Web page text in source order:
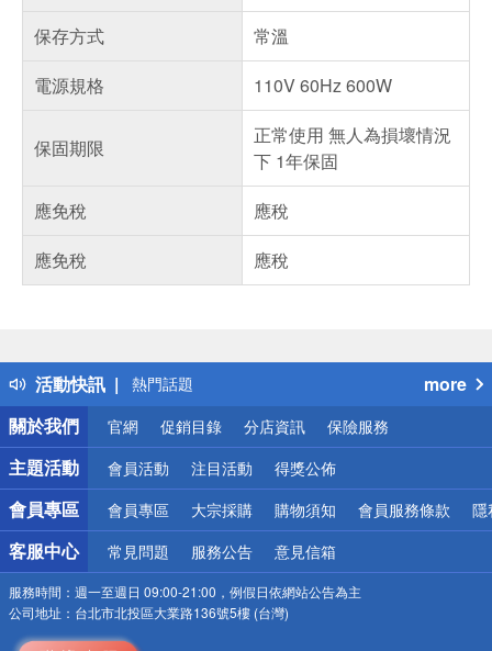
保存方式
常溫
電源規格
110V 60Hz 600W
保固期限
正常使用 無人為損壞情況
下 1年保固
應免稅
應稅
應免稅
應稅
活動快訊
得獎公告
熱門話題
銀行優惠
偏遠地區配送
詐騙網頁！請小心！
more
關於我們
官網 促銷目錄 分店資訊 保險服務
主題活動 會員活動 注目活動 得獎公佈
會員專區 會員專區 大宗採購 購物須知 會員服務條款 隱
客服中心 常見問題 服務公告 意見信箱
服務時間： 週一至週日 09:00-21:00，例假日依網站公告為主
公司地址： 台北市北投區大業路136號5樓 (台灣)